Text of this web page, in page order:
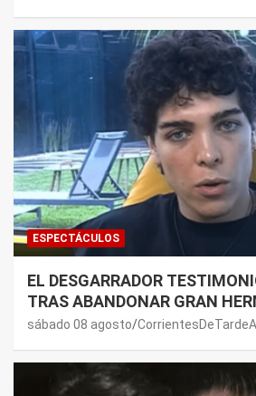
ESPECTÁCULOS
EL DESGARRADOR
TRAS ABANDONAR GRAN
SALUD DE SU MAMÁ.
sábado 08 agosto